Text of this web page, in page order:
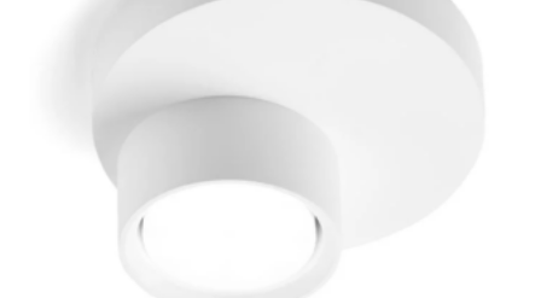
scelte